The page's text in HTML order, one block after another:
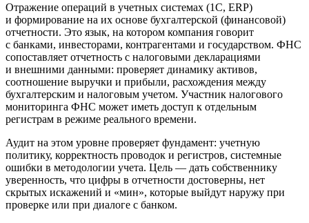
Отражение операций в учетных системах (1С, ERP)
и формирование на их основе бухгалтерской (финансовой)
отчетности. Это язык, на котором компания говорит
с банками, инвесторами, контрагентами и государством. ФНС
сопоставляет отчетность с налоговыми декларациями
и внешними данными: проверяет динамику активов,
соотношение выручки и прибыли, расхождения между
бухгалтерским и налоговым учетом. Участник налогового
мониторинга ФНС может иметь доступ к отдельным
регистрам в режиме реального времени.
Аудит на этом уровне проверяет фундамент: учетную
политику, корректность проводок и регистров, системные
ошибки в методологии учета. Цель — дать собственнику
уверенность, что цифры в отчетности достоверны, нет
скрытых искажений и «мин», которые выйдут наружу при
проверке или при диалоге с банком.